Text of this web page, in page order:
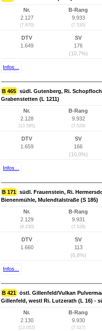
Nr.
2.127
(7.870)
B-Rang
9.933
(7.530)
DTV
1.649
SV
176
(10,7%)
Infos...
B 465 südl. Gutenberg, Ri.
Grabenstetten (L 1211)
Nr.
2.128
(13.595)
B-Rang
9.932
(7.529)
DTV
1.659
SV
166
(10,0%)
Infos...
B 171 südl. Frauenstein, Ri.
Bienenmühle, Mulendtalstraße (S 185)
Nr.
2.129
(9.230)
B-Rang
9.931
(7.528)
DTV
1.660
SV
113
(6,8%)
Infos...
B 421 östl. Gillenfeld/Vulkan
Gillenfeld, westl Ri. Lutzerath (L 16) -
Nr.
2.130
(13.052)
B-Rang
9.930
(7.527)